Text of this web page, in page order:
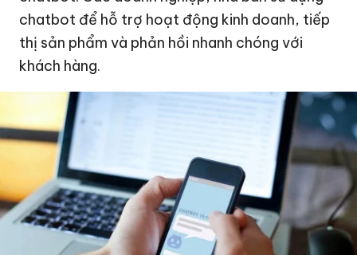
chatbot để hỗ trợ hoạt động kinh doanh, tiếp
thị sản phẩm và phản hồi nhanh chóng với
khách hàng.